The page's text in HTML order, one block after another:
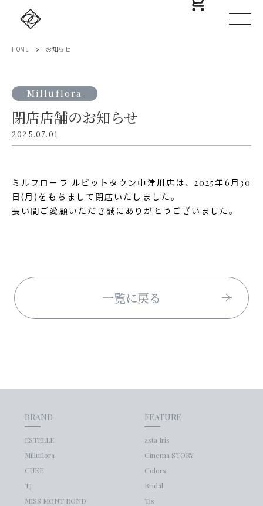
HOME お知らせ
Milluflora
閉店店舗のお知らせ
2025.07.01
ミルフローラ ルビットタウン中津川店は、2025年6月30
日(月)をもちまして閉店いたしました。
長い間ご愛顧いただき誠にありがとうございました。
一覧に戻る
BRAND
ESTELLE
Milluflora
CUKE
TJ
MISS MONT ROND
FEATURE
asta Iris
Cinema STORY
Colors
Bridal
Tis